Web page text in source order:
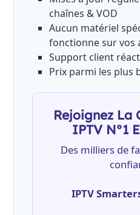
chaînes & VOD
Aucun matériel
fonctionne sur vos
Support client
Prix parmi les plus
Rejoignez La
IPTV N°1
Des milliers de
IPTV